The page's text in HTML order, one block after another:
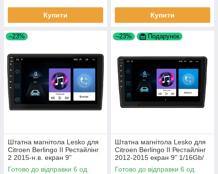
Купити Купити
–23%
Штатна магнітола Lesko для
Citroen Berlingo II Рестайлінг
2 2015-н.в. екран 9"
1/16Gb/Wi-Fi GPS Optima 6шт
Готово до відправки 6 од.
–23% Подарунок
Штатна магнітола Lesko для
Citroen Berlingo II Рестайлінг
2012-2015 екран 9" 1/16Gb/
Wi-Fi GPS Optima 6шт
Готово до відправки 6 од.